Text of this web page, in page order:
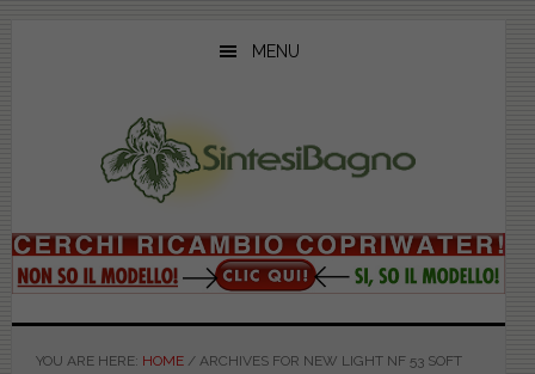
MENU
YOU ARE HERE: HOME /ARCHIVES FOR NEW LIGHT NF 53 SOFT